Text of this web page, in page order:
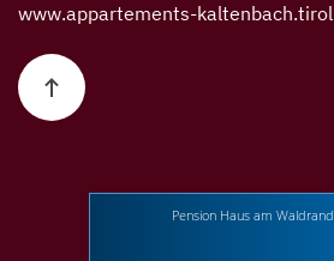
www.appartements-kaltenbach.tirol
Pension Haus am Waldrand